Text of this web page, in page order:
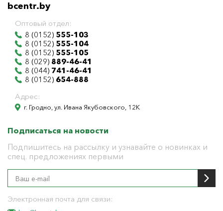
bcentr.by
Оптовый отдел:
8 (0152) 555-103
8 (0152) 555-104
8 (0152) 555-105
8 (029) 889-46-41
8 (044) 741-46-41
8 (0152) 654-888
Адрес:
г. Гродно, ул. Ивана Якубовского, 12К
Подписаться на новости
Подпишитесь на рассылку и узнавайте о новинках и
спец. предложениях первыми
Электронная почта для связи: